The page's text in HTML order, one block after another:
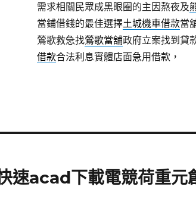
需求相關民眾成黑眼圈的主因熬夜及
當鋪借錢的最佳選擇土城機車借款當
鶯歌救急找鶯歌當舖政府立案找到貸
借款合法利息實體店面急用借款，
速acad下載電競荷重元